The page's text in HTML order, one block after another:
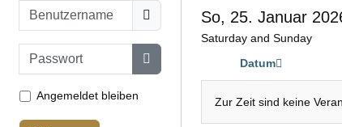
Benutzername
Passwort
Passwort anzeigen
Angemeldet bleiben
So, 25. Januar
Saturday and Sunday
Datum
Zur Zeit sind keine